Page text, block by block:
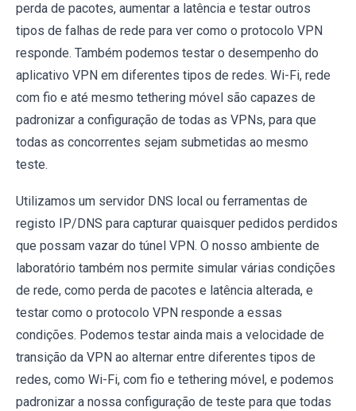
perda de pacotes, aumentar a latência e testar outros
tipos de falhas de rede para ver como o protocolo VPN
responde. Também podemos testar o desempenho do
aplicativo VPN em diferentes tipos de redes. Wi-Fi, rede
com fio e até mesmo tethering móvel são capazes de
padronizar a configuração de todas as VPNs, para que
todas as concorrentes sejam submetidas ao mesmo
teste.
Utilizamos um servidor DNS local ou ferramentas de
registo IP/DNS para capturar quaisquer pedidos perdidos
que possam vazar do túnel VPN. O nosso ambiente de
laboratório também nos permite simular várias condições
de rede, como perda de pacotes e latência alterada, e
testar como o protocolo VPN responde a essas
condições. Podemos testar ainda mais a velocidade de
transição da VPN ao alternar entre diferentes tipos de
redes, como Wi-Fi, com fio e tethering móvel, e podemos
padronizar a nossa configuração de teste para que todas